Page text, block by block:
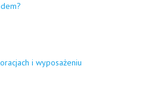
i wyposażeniu